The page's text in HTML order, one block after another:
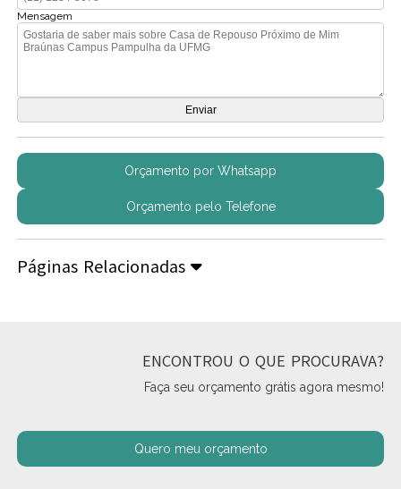
Mensagem
Orçamento por Whatsapp
Orçamento pelo Telefone
Páginas Relacionadas
ENCONTROU O QUE PROCURAVA?
Faça seu orçamento grátis agora mesmo!
Quero meu orçamento